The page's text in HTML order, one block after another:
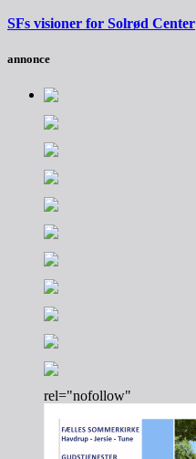
SFs visioner for Solrød Center
annonce
rel="nofollow"